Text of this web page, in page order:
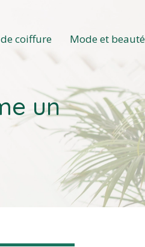
coiffure Mode et beauté
un